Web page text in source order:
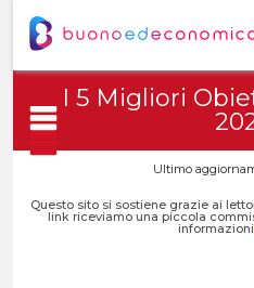
I 5 Migliori
Ultimo
Questo sito si sostiene grazie ai
link riceviamo una piccola
informazioni